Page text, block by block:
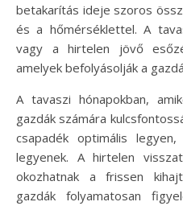
betakarítás ideje szoros
és a hőmérséklettel. A
vagy a hirtelen jövő
amelyek befolyásolják a
A tavaszi hónapokban,
gazdák számára
csapadék optimális
legyenek. A hirtelen
okozhatnak a frissen
gazdák folyamatosan